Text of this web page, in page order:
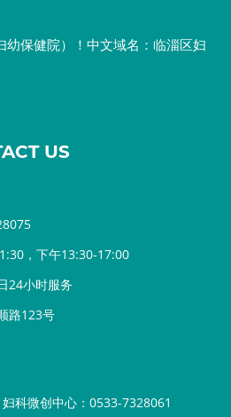
幼保健院）！中文域名：临淄区妇
US
，下午13:30-17:00
24小时服务
路123号
妇科微创中心：0533-7328061